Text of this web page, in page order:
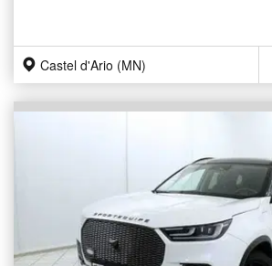
Castel d'Ario (MN)